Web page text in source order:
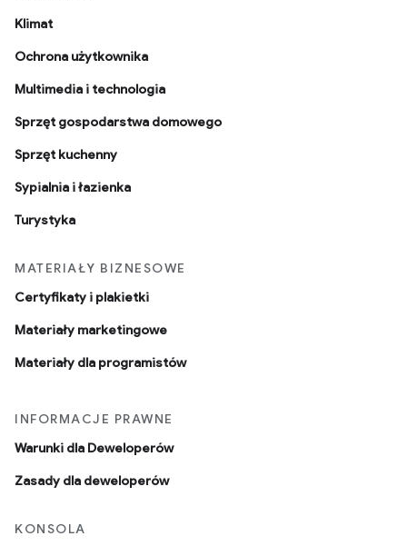
Klimat
Ochrona użytkownika
Multimedia i technologia
Sprzęt gospodarstwa domowego
Sprzęt kuchenny
Sypialnia i łazienka
Turystyka
MATERIAŁY BIZNESOWE
Certyfikaty i plakietki
Materiały marketingowe
Materiały dla programistów
INFORMACJE PRAWNE
Warunki dla Deweloperów
Zasady dla deweloperów
KONSOLA